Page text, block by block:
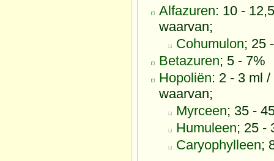
Alfazuren: 10 -
waarvan;
Cohumulon; 25
Betazuren; 5 - 7%
Hopoliën: 2 - 3 ml
waarvan;
Myrceen; 35 -
Humuleen; 25 -
Caryophylleen;